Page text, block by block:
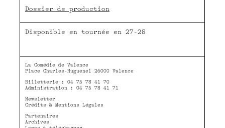
Dossier de production
Disponible en tournée en 27-28
La Comédie de Valence
Place Charles-Huguenel 26000 Valence
Billetterie : 04 75 78 41 70
Administration : 04 75 78 41 71
Newsletter
Crédits & Mentions Légales
Partenaires
Archives